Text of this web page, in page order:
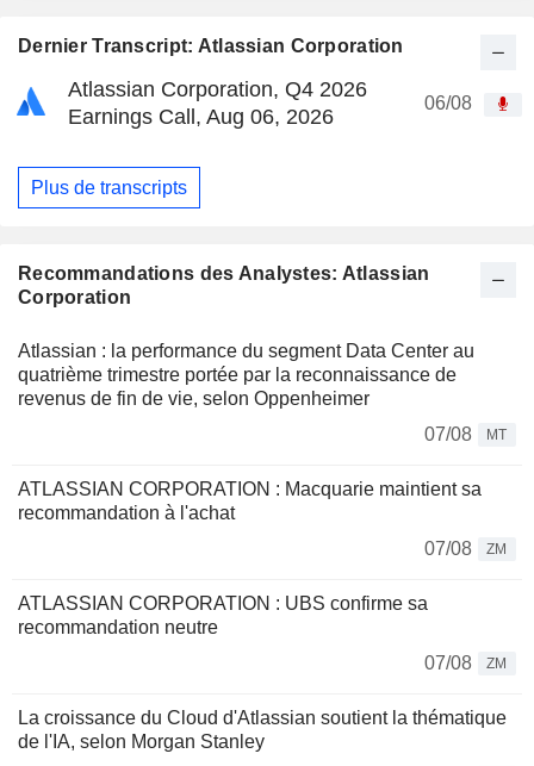
Dernier Transcript: Atlassian Corporation
Atlassian Corporation, Q4 2026
Earnings Call, Aug 06, 2026
06/08
Plus de transcripts
Recommandations des Analystes: Atlassian
Corporation
Atlassian : la performance du segment Data Center au
quatrième trimestre portée par la reconnaissance de
revenus de fin de vie, selon Oppenheimer
07/08
MT
ATLASSIAN CORPORATION : Macquarie maintient sa
recommandation à l'achat
07/08
ZM
ATLASSIAN CORPORATION : UBS confirme sa
recommandation neutre
07/08
ZM
La croissance du Cloud d'Atlassian soutient la thématique
de l'IA, selon Morgan Stanley